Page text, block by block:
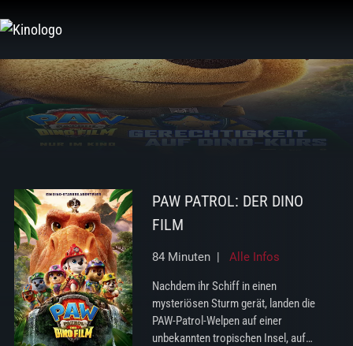
Inhalt
PAW PATROL: DER DINO
FILM
84 Minuten | Alle Infos
Nachdem ihr Schiff in einen
mysteriösen Sturm gerät, landen die
PAW-Patrol-Welpen auf einer
unbekannten tropischen Insel, auf